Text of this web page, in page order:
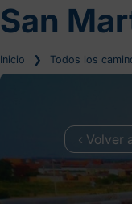
San
Inicio ❯ Todos los
‹ Volver